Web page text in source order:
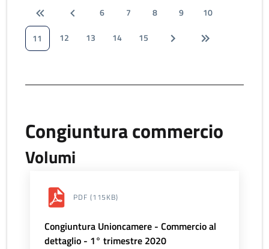
6 7 8 9
10
11
12 13 14 15
Congiuntura commercio
Volumi
PDF (115KB)
Congiuntura Unioncamere - Commercio al
dettaglio - 1° trimestre 2020